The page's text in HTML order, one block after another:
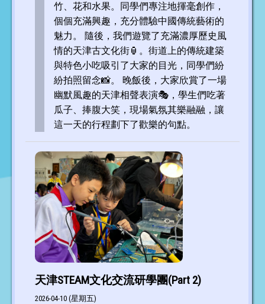
竹、花和水果。同學們專注地揮毫創作，
個個充滿興趣，充分體驗中國傳統藝術的
魅力。 隨後，我們遊覽了充滿濃厚歷史風
情的天津古文化街🏮。街道上的傳統建築
與特色小吃吸引了大家的目光，同學們紛
紛拍照留念📸。 晚飯後，大家欣賞了一場
幽默風趣的天津相聲表演🎭，學生們吃著
瓜子、捧腹大笑，現場氣氛其樂融融，讓
這一天的行程劃下了歡樂的句點。
天津STEAM文化交流研學團(Part 2)
2026-04-10 (星期五)